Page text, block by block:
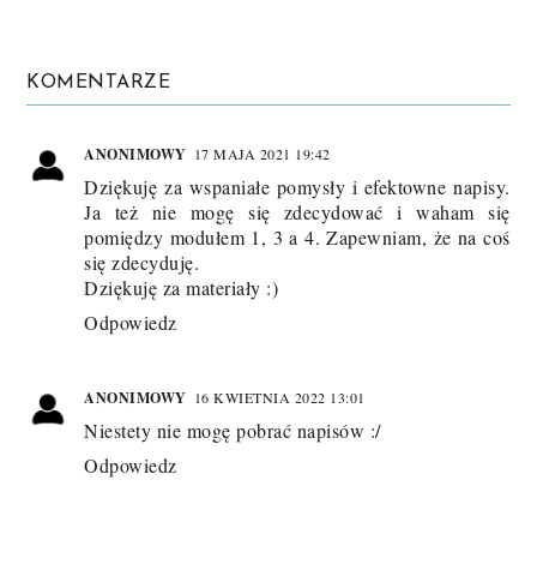
KOMENTARZE
ANONIMOWY 17 MAJA 2021 19:42
Dziękuję za wspaniałe pomysły i efektowne napisy.
Ja też nie mogę się zdecydować i waham się
pomiędzy modułem 1, 3 a 4. Zapewniam, że na coś
się zdecyduję.
Dziękuję za materiały :)
Odpowiedz
ANONIMOWY 16 KWIETNIA 2022 13:01
Niestety nie mogę pobrać napisów :/
Odpowiedz